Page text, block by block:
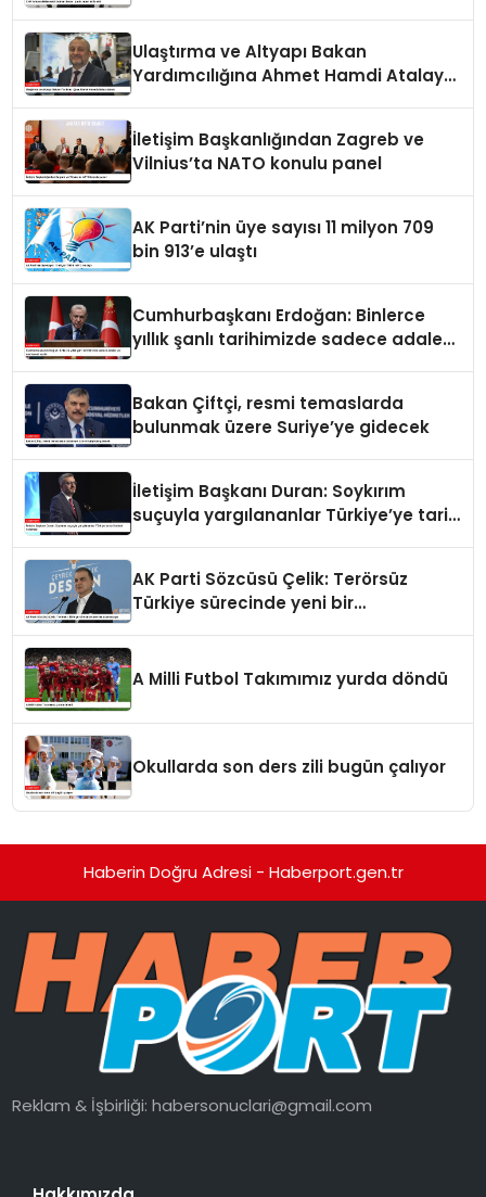
Ulaştırma ve Altyapı Bakan
Yardımcılığına Ahmet Hamdi Atalay
İletişim Başkanlığından Zagreb ve
Vilnius’ta NATO konulu panel
AK Parti’nin üye sayısı 11 milyon 709
bin 913’e ulaştı
Cumhurbaşkanı Erdoğan: Binlerce
yıllık şanlı tarihimizde sadece adalet
Bakan Çiftçi, resmi temaslarda
bulunmak üzere Suriye’ye gidecek
İletişim Başkanı Duran: Soykırım
suçuyla yargılananlar Türkiye’ye tarih
AK Parti Sözcüsü Çelik: Terörsüz
Türkiye sürecinde yeni bir
A Milli Futbol Takımımız yurda döndü
Okullarda son ders zili bugün çalıyor
Haberin Doğru Adresi - Haberport.gen.tr
Reklam & İşbirliği:habersonuclari@gmail.com